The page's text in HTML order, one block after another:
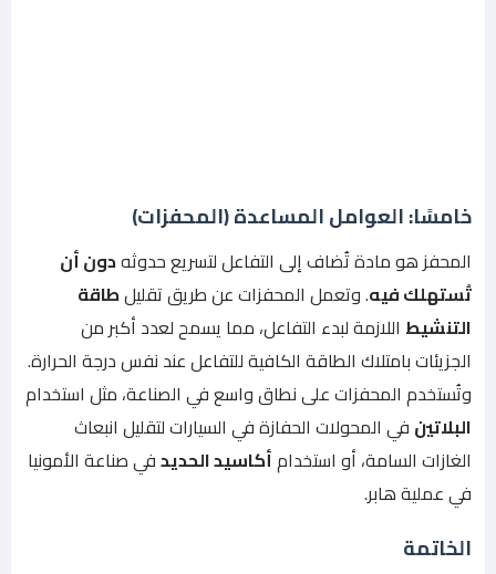
خامسًا: العوامل المساعدة (المحفزات)
المحفز هو مادة تُضاف إلى التفاعل لتسريع حدوثهدون أن
تُستهلك فيه. وتعمل المحفزات عن طريق تقليلطاقة
التنشيط اللازمة لبدء التفاعل، مما يسمح لعدد أكبر من
الجزيئات بامتلاك الطاقة الكافية للتفاعل عند نفس درجة الحرارة.
وتُستخدم المحفزات على نطاق واسع في الصناعة، مثل استخدام
البلاتين في المحولات الحفازة في السيارات لتقليل انبعاث
الغازات السامة، أو استخدامأكاسيد الحديدفي صناعة الأمونيا
في عملية هابر.
الخاتمة